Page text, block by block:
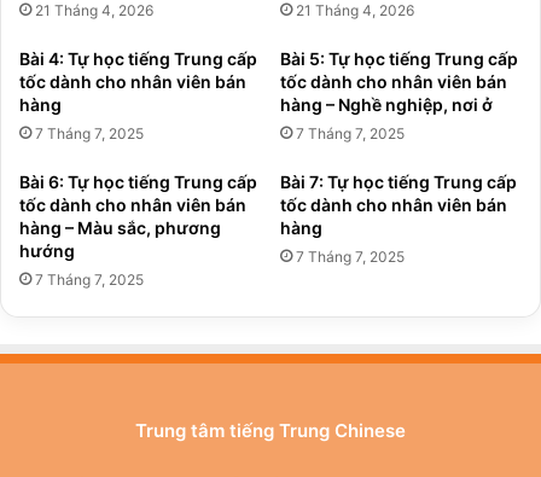
21 Tháng 4, 2026 21 Tháng 4, 2026
Bài 4: Tự học tiếng Trung cấp
tốc dành cho nhân viên bán
hàng
7 Tháng 7, 2025
Bài 5: Tự học tiếng Trung cấp
tốc dành cho nhân viên bán
hàng – Nghề nghiệp, nơi ở
7 Tháng 7, 2025
Bài 6: Tự học tiếng Trung cấp
tốc dành cho nhân viên bán
hàng – Màu sắc, phương
hướng
7 Tháng 7, 2025
Bài 7: Tự học tiếng Trung cấp
tốc dành cho nhân viên bán
hàng
7 Tháng 7, 2025
Trung tâm tiếng Trung Chinese